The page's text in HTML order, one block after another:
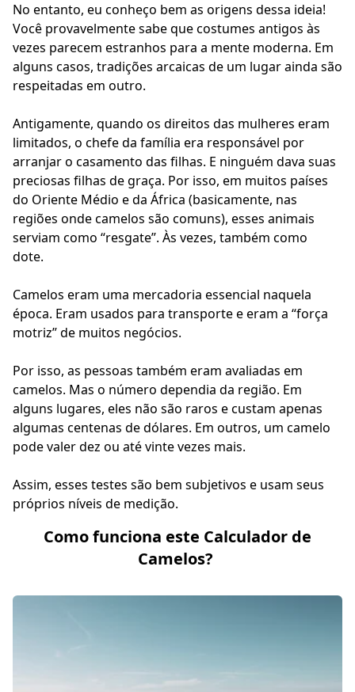
No entanto, eu conheço bem as origens dessa ideia!
Você provavelmente sabe que costumes antigos às
vezes parecem estranhos para a mente moderna. Em
alguns casos, tradições arcaicas de um lugar ainda são
respeitadas em outro.
Antigamente, quando os direitos das mulheres eram
limitados, o chefe da família era responsável por
arranjar o casamento das filhas. E ninguém dava suas
preciosas filhas de graça. Por isso, em muitos países
do Oriente Médio e da África (basicamente, nas
regiões onde camelos são comuns), esses animais
serviam como “resgate”. Às vezes, também como
dote.
Camelos eram uma mercadoria essencial naquela
época. Eram usados para transporte e eram a “força
motriz” de muitos negócios.
Por isso, as pessoas também eram avaliadas em
camelos. Mas o número dependia da região. Em
alguns lugares, eles não são raros e custam apenas
algumas centenas de dólares. Em outros, um camelo
pode valer dez ou até vinte vezes mais.
Assim, esses testes são bem subjetivos e usam seus
próprios níveis de medição.
Como funciona este Calculador de
Camelos?